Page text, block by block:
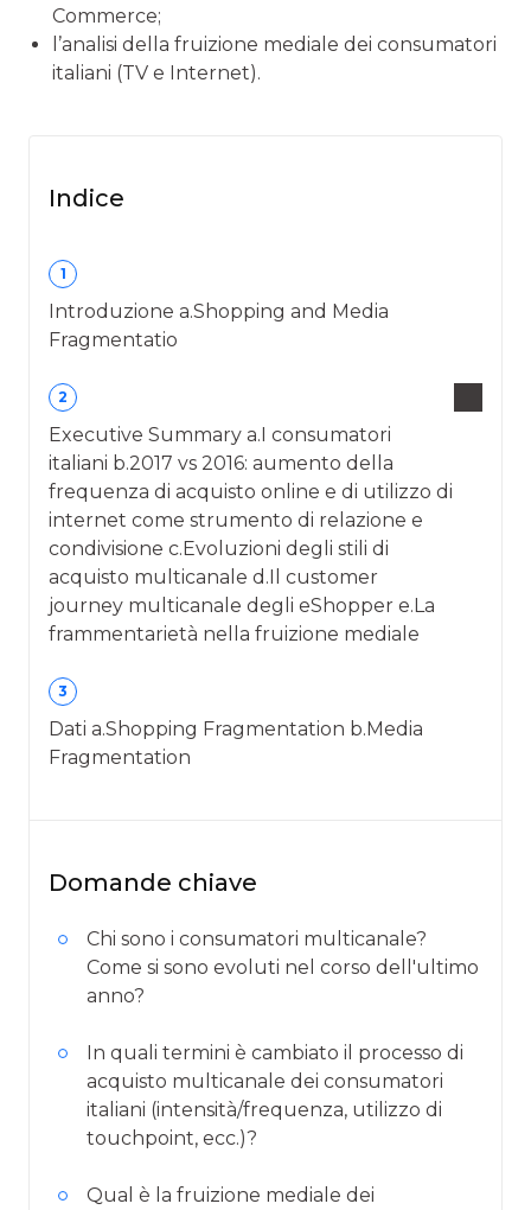
Commerce;
l’analisi della fruizione mediale dei consumatori
italiani (TV e Internet).
Indice
1
Introduzione a.Shopping and Media
Fragmentatio
2
Executive Summary a.I consumatori
italiani b.2017 vs 2016: aumento della
frequenza di acquisto online e di utilizzo di
internet come strumento di relazione e
condivisione c.Evoluzioni degli stili di
acquisto multicanale d.Il customer
journey multicanale degli eShopper e.La
frammentarietà nella fruizione mediale
3
Dati a.Shopping Fragmentation b.Media
Fragmentation
Domande chiave
Chi sono i consumatori multicanale?
Come si sono evoluti nel corso dell'ultimo
anno?
In quali termini è cambiato il processo di
acquisto multicanale dei consumatori
italiani (intensità/frequenza, utilizzo di
touchpoint, ecc.)?
Qual è la fruizione mediale dei